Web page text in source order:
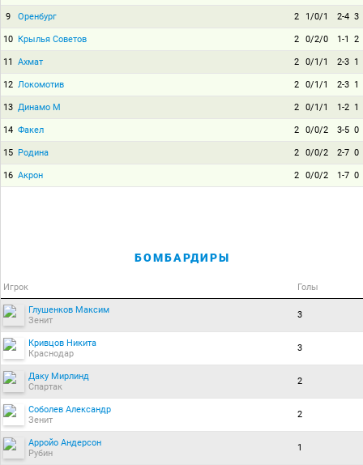
9 Оренбург 2 1/0/1 2-4 3
10 Крылья Советов 2 0/2/0 1-1 2
11 Ахмат 2 0/1/1 2-3 1
12 Локомотив 2 0/1/1 2-3 1
13 Динамо М 2 0/1/1 1-2 1
14 Факел 2 0/0/2 3-5 0
15 Родина 2 0/0/2 2-7 0
16 Акрон 2 0/0/2 1-7 0
БОМБАРДИРЫ
Игрок Голы
Глушенков Максим
Зенит
3
Кривцов Никита
Краснодар
3
Даку Мирлинд
Спартак
2
Соболев Александр
Зенит
2
Арройо Андерсон
Рубин
1